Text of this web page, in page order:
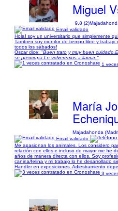
Miguel
9,8 (2)
Email validado
Hola! soy un universitario que simplemente
Tambien soy monitor de tiempo libre y
todos los sábados!
Oscar dice: "Buen trato y muy buen
se preocupa.Le volveremos a llamar."
1
María
Majadahonda
Email validado
Me apasionan los animales. Los considero
relación con ellos e incluso de mayor me he
años de manera directa con ellos. Soy
canina/felina y mi trabajo lo he desarrollado
Handler en exposiciones. Adiestramiento
3